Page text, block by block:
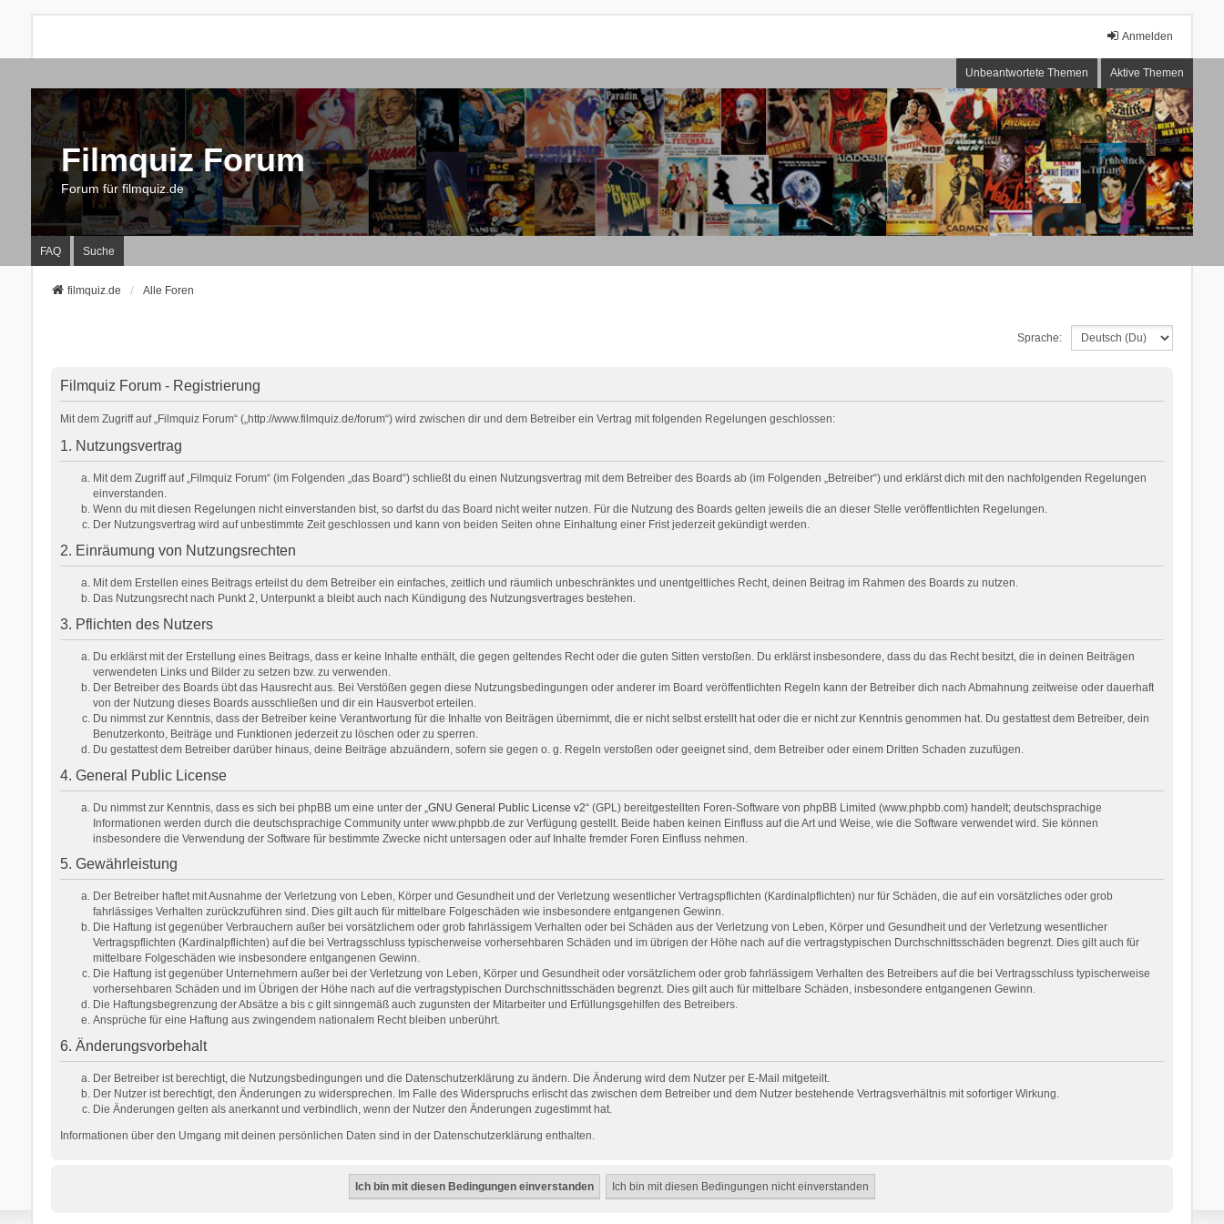
Anmelden
Unbeantwortete Themen Aktive Themen
Filmquiz Forum
Forum für filmquiz.de
FAQ Suche
filmquiz.de Alle Foren
Sprache:
Filmquiz Forum - Registrierung
Mit dem Zugriff auf „Filmquiz Forum“ („http://www.filmquiz.de/forum“) wird zwischen dir und dem Betreiber ein Vertrag mit folgenden Regelungen geschlossen:
1. Nutzungsvertrag
Mit dem Zugriff auf „Filmquiz Forum“ (im Folgenden „das Board“) schließt du einen Nutzungsvertrag mit dem Betreiber des Boards ab (im Folgenden „Betreiber“) und erklärst dich mit den nachfolgenden Regelungen
einverstanden.
Wenn du mit diesen Regelungen nicht einverstanden bist, so darfst du das Board nicht weiter nutzen. Für die Nutzung des Boards gelten jeweils die an dieser Stelle veröffentlichten Regelungen.
Der Nutzungsvertrag wird auf unbestimmte Zeit geschlossen und kann von beiden Seiten ohne Einhaltung einer Frist jederzeit gekündigt werden.
2. Einräumung von Nutzungsrechten
Mit dem Erstellen eines Beitrags erteilst du dem Betreiber ein einfaches, zeitlich und räumlich unbeschränktes und unentgeltliches Recht, deinen Beitrag im Rahmen des Boards zu nutzen.
Das Nutzungsrecht nach Punkt 2, Unterpunkt a bleibt auch nach Kündigung des Nutzungsvertrages bestehen.
3. Pflichten des Nutzers
Du erklärst mit der Erstellung eines Beitrags, dass er keine Inhalte enthält, die gegen geltendes Recht oder die guten Sitten verstoßen. Du erklärst insbesondere, dass du das Recht besitzt, die in deinen Beiträgen
verwendeten Links und Bilder zu setzen bzw. zu verwenden.
Der Betreiber des Boards übt das Hausrecht aus. Bei Verstößen gegen diese Nutzungsbedingungen oder anderer im Board veröffentlichten Regeln kann der Betreiber dich nach Abmahnung zeitweise oder dauerhaft
von der Nutzung dieses Boards ausschließen und dir ein Hausverbot erteilen.
Du nimmst zur Kenntnis, dass der Betreiber keine Verantwortung für die Inhalte von Beiträgen übernimmt, die er nicht selbst erstellt hat oder die er nicht zur Kenntnis genommen hat. Du gestattest dem Betreiber, dein
Benutzerkonto, Beiträge und Funktionen jederzeit zu löschen oder zu sperren.
Du gestattest dem Betreiber darüber hinaus, deine Beiträge abzuändern, sofern sie gegen o. g. Regeln verstoßen oder geeignet sind, dem Betreiber oder einem Dritten Schaden zuzufügen.
4. General Public License
Du nimmst zur Kenntnis, dass es sich bei phpBB um eine unter der „ GNU General Public License v2“ (GPL) bereitgestellten Foren-Software von phpBB Limited (www.phpbb.com) handelt; deutschsprachige
Informationen werden durch die deutschsprachige Community unter www.phpbb.de zur Verfügung gestellt. Beide haben keinen Einfluss auf die Art und Weise, wie die Software verwendet wird. Sie können
insbesondere die Verwendung der Software für bestimmte Zwecke nicht untersagen oder auf Inhalte fremder Foren Einfluss nehmen.
5. Gewährleistung
Der Betreiber haftet mit Ausnahme der Verletzung von Leben, Körper und Gesundheit und der Verletzung wesentlicher Vertragspflichten (Kardinalpflichten) nur für Schäden, die auf ein vorsätzliches oder grob
fahrlässiges Verhalten zurückzuführen sind. Dies gilt auch für mittelbare Folgeschäden wie insbesondere entgangenen Gewinn.
Die Haftung ist gegenüber Verbrauchern außer bei vorsätzlichem oder grob fahrlässigem Verhalten oder bei Schäden aus der Verletzung von Leben, Körper und Gesundheit und der Verletzung wesentlicher
Vertragspflichten (Kardinalpflichten) auf die bei Vertragsschluss typischerweise vorhersehbaren Schäden und im übrigen der Höhe nach auf die vertragstypischen Durchschnittsschäden begrenzt. Dies gilt auch für
mittelbare Folgeschäden wie insbesondere entgangenen Gewinn.
Die Haftung ist gegenüber Unternehmern außer bei der Verletzung von Leben, Körper und Gesundheit oder vorsätzlichem oder grob fahrlässigem Verhalten des Betreibers auf die bei Vertragsschluss typischerweise
vorhersehbaren Schäden und im Übrigen der Höhe nach auf die vertragstypischen Durchschnittsschäden begrenzt. Dies gilt auch für mittelbare Schäden, insbesondere entgangenen Gewinn.
Die Haftungsbegrenzung der Absätze a bis c gilt sinngemäß auch zugunsten der Mitarbeiter und Erfüllungsgehilfen des Betreibers.
Ansprüche für eine Haftung aus zwingendem nationalem Recht bleiben unberührt.
6. Änderungsvorbehalt
Der Betreiber ist berechtigt, die Nutzungsbedingungen und die Datenschutzerklärung zu ändern. Die Änderung wird dem Nutzer per E-Mail mitgeteilt.
Der Nutzer ist berechtigt, den Änderungen zu widersprechen. Im Falle des Widerspruchs erlischt das zwischen dem Betreiber und dem Nutzer bestehende Vertragsverhältnis mit sofortiger Wirkung.
Die Änderungen gelten als anerkannt und verbindlich, wenn der Nutzer den Änderungen zugestimmt hat.
Informationen über den Umgang mit deinen persönlichen Daten sind in der Datenschutzerklärung enthalten.